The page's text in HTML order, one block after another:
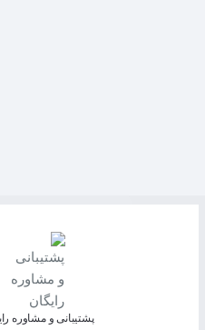
پشتیبانی و مشاوره